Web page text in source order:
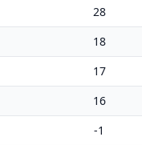
28
18
17
16
-1